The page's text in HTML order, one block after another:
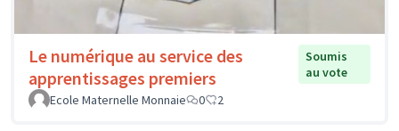
Le numérique au service des
apprentissages premiers
Soumis
au vote
Ecole Maternelle Monnaie
0 2